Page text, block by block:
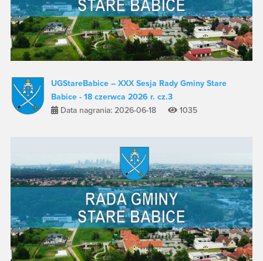
UGStareBabice – XXX Sesja Rady Gminy Stare
Babice - 18 czerwca 2026 r. cz.3
Data nagrania: 2026-06-18
1035